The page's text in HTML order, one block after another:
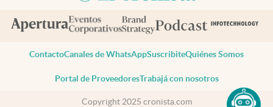
ContactoCanales de WhatsAppSuscribiteQuiénes Somos
Portal de ProveedoresTrabajá con nosotros
Copyright 2025 cronista.com